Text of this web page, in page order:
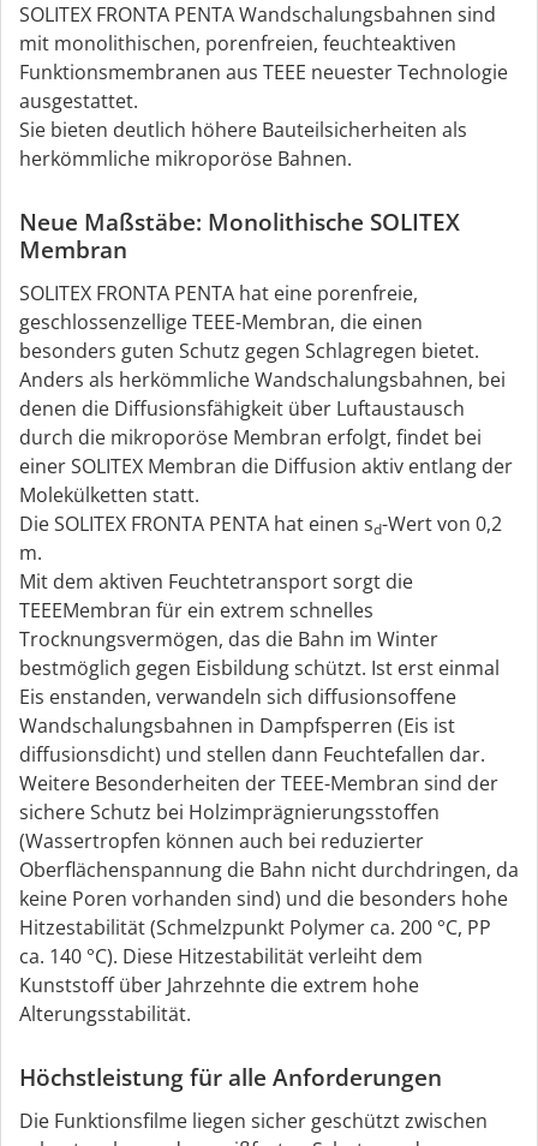
SOLITEX FRONTA PENTA Wandschalungsbahnen sind
mit monolithischen, porenfreien, feuchteaktiven
Funktionsmembranen aus TEEE neuester Technologie
ausgestattet.
Sie bieten deutlich höhere Bauteilsicherheiten als
herkömmliche mikroporöse Bahnen.
Neue Maßstäbe: Monolithische SOLITEX
Membran
SOLITEX FRONTA PENTA hat eine porenfreie,
geschlossenzellige TEEE-Membran, die einen
besonders guten Schutz gegen Schlagregen bietet.
Anders als herkömmliche Wandschalungsbahnen, bei
denen die Diffusionsfähigkeit über Luftaustausch
durch die mikroporöse Membran erfolgt, findet bei
einer SOLITEX Membran die Diffusion aktiv entlang der
Molekülketten statt.
Die SOLITEX FRONTA PENTA hat einen sd-Wert von 0,2
m.
Mit dem aktiven Feuchtetransport sorgt die
TEEEMembran für ein extrem schnelles
Trocknungsvermögen, das die Bahn im Winter
bestmöglich gegen Eisbildung schützt. Ist erst einmal
Eis enstanden, verwandeln sich diffusionsoffene
Wandschalungsbahnen in Dampfsperren (Eis ist
diffusionsdicht) und stellen dann Feuchtefallen dar.
Weitere Besonderheiten der TEEE-Membran sind der
sichere Schutz bei Holzimprägnierungsstoffen
(Wassertropfen können auch bei reduzierter
Oberflächenspannung die Bahn nicht durchdringen, da
keine Poren vorhanden sind) und die besonders hohe
Hitzestabilität (Schmelzpunkt Polymer ca. 200 °C, PP
ca. 140 °C). Diese Hitzestabilität verleiht dem
Kunststoff über Jahrzehnte die extrem hohe
Alterungsstabilität.
Höchstleistung für alle Anforderungen
Die Funktionsfilme liegen sicher geschützt zwischen